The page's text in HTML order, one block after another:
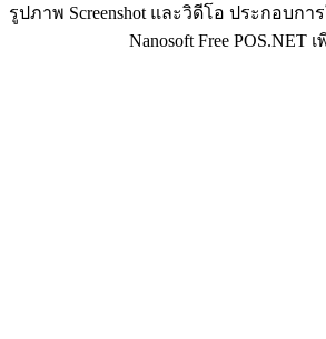
รูปภาพ Screenshot และวิดีโอ ประกอบก
Nanosoft Free POS.NET